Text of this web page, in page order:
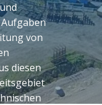
von
diesen